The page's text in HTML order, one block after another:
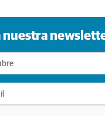
nuestra